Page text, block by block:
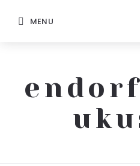
MENU